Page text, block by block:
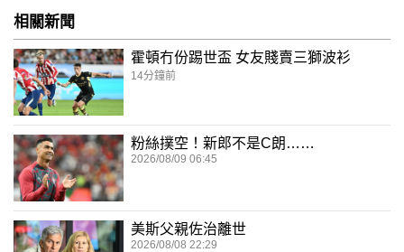
相關新聞
霍頓冇份踢世盃 女友賤賣三獅波衫
14分鐘前
粉絲撲空！新郎不是C朗……
2026/08/09 06:45
美斯父親佐治離世
2026/08/08 22:29